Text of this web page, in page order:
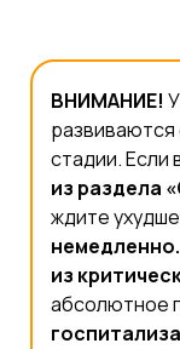
ВНИМАНИЕ!
стадии. Если
из раздела
ждите
немедленно.
из
абсолютное